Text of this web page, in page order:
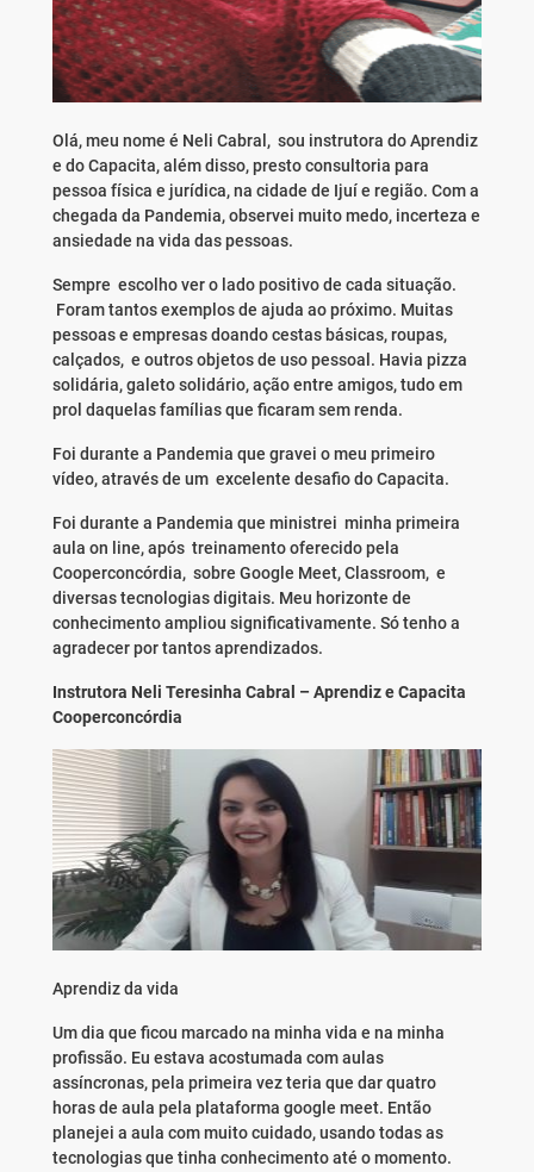
Olá, meu nome é Neli Cabral, sou instrutora do Aprendiz
e do Capacita, além disso, presto consultoria para
pessoa física e jurídica, na cidade de Ijuí e região. Com a
chegada da Pandemia, observei muito medo, incerteza e
ansiedade na vida das pessoas.
Sempre escolho ver o lado positivo de cada situação.
Foram tantos exemplos de ajuda ao próximo. Muitas
pessoas e empresas doando cestas básicas, roupas,
calçados, e outros objetos de uso pessoal. Havia pizza
solidária, galeto solidário, ação entre amigos, tudo em
prol daquelas famílias que ficaram sem renda.
Foi durante a Pandemia que gravei o meu primeiro
vídeo, através de um excelente desafio do Capacita.
Foi durante a Pandemia que ministrei minha primeira
aula on line, após treinamento oferecido pela
Cooperconcórdia, sobre Google Meet, Classroom, e
diversas tecnologias digitais. Meu horizonte de
conhecimento ampliou significativamente. Só tenho a
agradecer por tantos aprendizados.
Instrutora Neli Teresinha Cabral – Aprendiz e Capacita
Cooperconcórdia
Aprendiz da vida
Um dia que ficou marcado na minha vida e na minha
profissão. Eu estava acostumada com aulas
assíncronas, pela primeira vez teria que dar quatro
horas de aula pela plataforma google meet. Então
planejei a aula com muito cuidado, usando todas as
tecnologias que tinha conhecimento até o momento.